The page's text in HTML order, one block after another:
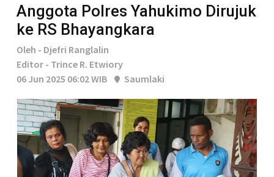
Anggota Polres Yahukimo Dirujuk
ke RS Bhayangkara
Oleh - Djefri Ranglalin
Editor - Trince R. Etwiory
06 Jun 2025 06:02 WIB
Saumlaki